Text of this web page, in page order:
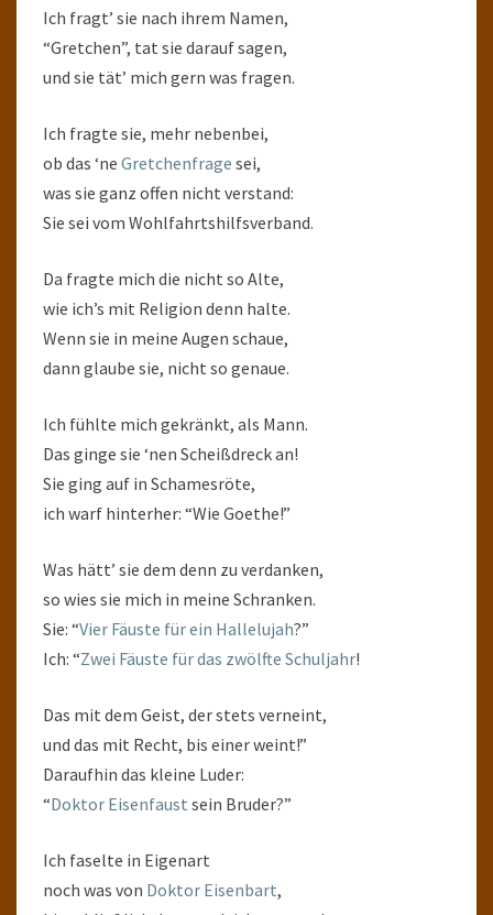
Ich fragt’ sie nach ihrem Namen,
“Gretchen”, tat sie darauf sagen,
und sie tät’ mich gern was fragen.
Ich fragte sie, mehr nebenbei,
ob das ‘ne Gretchenfrage sei,
was sie ganz offen nicht verstand:
Sie sei vom Wohlfahrtshilfsverband.
Da fragte mich die nicht so Alte,
wie ich’s mit Religion denn halte.
Wenn sie in meine Augen schaue,
dann glaube sie, nicht so genaue.
Ich fühlte mich gekränkt, als Mann.
Das ginge sie ‘nen Scheißdreck an!
Sie ging auf in Schamesröte,
ich warf hinterher: “Wie Goethe!”
Was hätt’ sie dem denn zu verdanken,
so wies sie mich in meine Schranken.
Sie: “Vier Fäuste für ein Hallelujah?”
Ich: “Zwei Fäuste für das zwölfte Schuljahr!
Das mit dem Geist, der stets verneint,
und das mit Recht, bis einer weint!”
Daraufhin das kleine Luder:
“Doktor Eisenfaust sein Bruder?”
Ich faselte in Eigenart
noch was von Doktor Eisenbart,